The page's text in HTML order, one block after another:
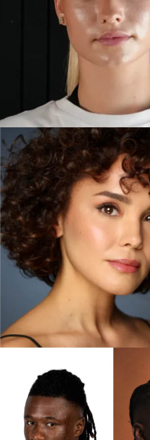
ELENA
MADRID